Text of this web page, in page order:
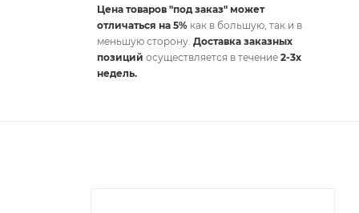
Цена товаров "под заказ" может
отличаться на 5%как в большую, так и в
меньшую сторону. Доставка заказных
позиций осуществляется в течение 2-3х
недель.